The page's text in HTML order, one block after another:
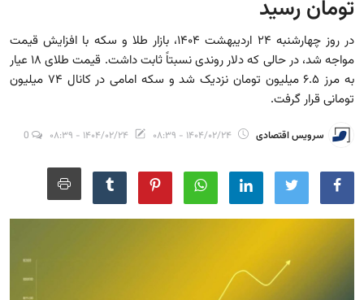
گزارش
تحلیل
سیاست
جامعه
مجله
تومان رسید
در روز چهارشنبه ۲۴ اردیبهشت ۱۴۰۴، بازار طلا و سکه با افزایش قیمت
مواجه شد، در حالی که دلار روندی نسبتاً ثابت داشت. قیمت طلای ۱۸ عیار
به مرز ۶.۵ میلیون تومان نزدیک شد و سکه امامی در کانال ۷۴ میلیون
تومانی قرار گرفت.
سرویس اقتصادی ۱۴۰۴/۰۲/۲۴ - ۰۸:۳۹ ۱۴۰۴/۰۲/۲۴ - ۰۸:۳۹